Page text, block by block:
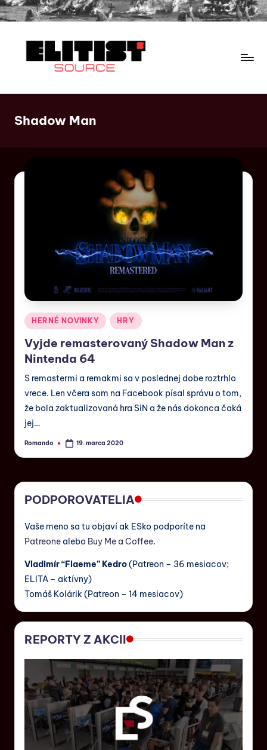
Shadow Man
HERNÉ NOVINKY HRY
Vyjde remasterovaný Shadow Man z
Nintenda 64
S remastermi a remakmi sa v poslednej dobe roztrhlo
vrece. Len včera som na Facebook písal správu o tom,
že bola zaktualizovaná hra SiN a že nás dokonca čaká
jej…
Romando 19. marca 2020
PODPOROVATELIA
Vaše meno sa tu objaví ak ESko podporíte na
Patreone alebo Buy Me a Coffee.
Vladimír “Flaeme” Kedro(Patreon – 36 mesiacov;
ELITA – aktívny)
Tomáš Kolárik (Patreon – 14 mesiacov)
REPORTY Z AKCII